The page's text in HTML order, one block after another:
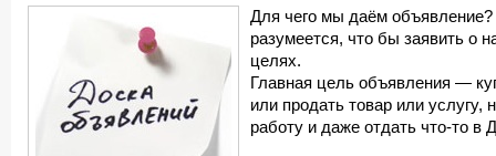
Для чего мы даём
разумеется, что бы заявить о
целях.
Главная цель объявления —
или продать товар или услугу,
работу и даже отдать что-то в